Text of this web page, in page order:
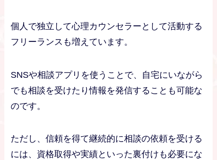
個人で独立して心理カウンセラーとして活動する
フリーランスも増えています。
SNSや相談アプリを使うことで、自宅にいながら
でも相談を受けたり情報を発信することも可能な
のです。
ただし、信頼を得て継続的に相談の依頼を受ける
には、資格取得や実績といった裏付けも必要にな